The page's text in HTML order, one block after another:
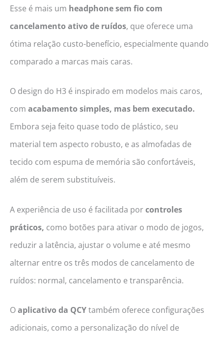
Esse é mais um headphone sem fio com
cancelamento ativo de ruídos, que oferece uma
ótima relação custo-benefício, especialmente quando
comparado a marcas mais caras.
O design do H3 é inspirado em modelos mais caros,
com acabamento simples, mas bem executado.
Embora seja feito quase todo de plástico, seu
material tem aspecto robusto, e as almofadas de
tecido com espuma de memória são confortáveis,
além de serem substituíveis.
A experiência de uso é facilitada porcontroles
práticos, como botões para ativar o modo de jogos,
reduzir a latência, ajustar o volume e até mesmo
alternar entre os três modos de cancelamento de
ruídos: normal, cancelamento e transparência.
Oaplicativo da QCYtambém oferece configurações
adicionais, como a personalização do nível de